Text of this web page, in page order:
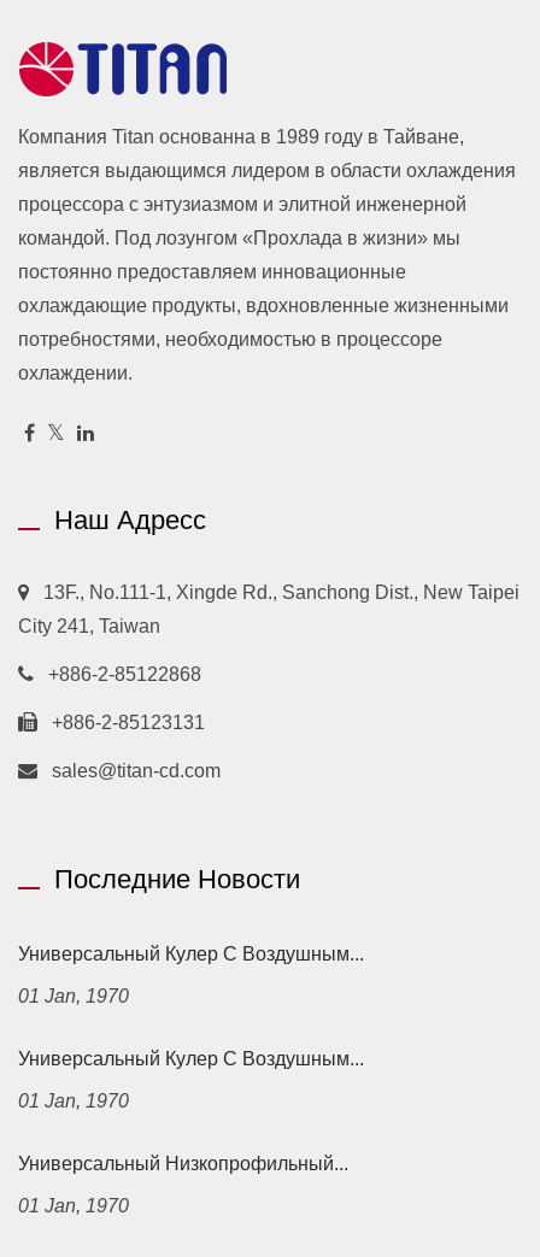
Компания Titan основанна в 1989 году в Тайване,
является выдающимся лидером в области охлаждения
процессора с энтузиазмом и элитной инженерной
командой. Под лозунгом «Прохлада в жизни» мы
постоянно предоставляем инновационные
охлаждающие продукты, вдохновленные жизненными
потребностями, необходимостью в процессоре
охлаждении.
Наш Адресс
13F., No.111-1, Xingde Rd., Sanchong Dist., New Taipei
City 241, Taiwan
+886-2-85122868
+886-2-85123131
sales@titan-cd.com
Последние Новости
Универсальный Кулер С Воздушным...
01 Jan, 1970
Универсальный Кулер С Воздушным...
01 Jan, 1970
Универсальный Низкопрофильный...
01 Jan, 1970